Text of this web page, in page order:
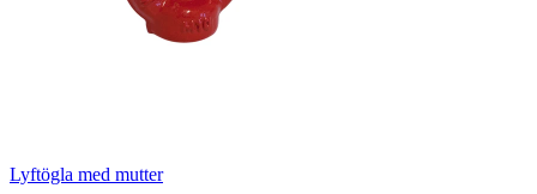
Lyftögla med mutter